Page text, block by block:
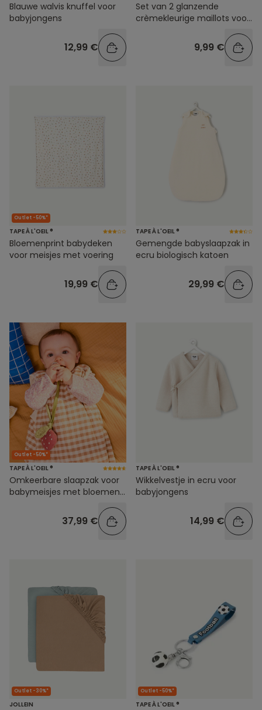
Blauwe walvis knuffel voor
babyjongens
12,99 €
Set van 2 glanzende
crèmekleurige maillots voor
9,99 €
Outlet -50%*
TAPE À L'OEIL ®
Bloemenprint babydeken
voor meisjes met voering
19,99 €
TAPE À L'OEIL ®
Gemengde babyslaapzak in
ecru biologisch katoen
29,99 €
Outlet -50%*
TAPE À L'OEIL ®
Omkeerbare slaapzak voor
babymeisjes met bloemen-
37,99 €
TAPE À L'OEIL ®
Wikkelvestje in ecru voor
babyjongens
14,99 €
Outlet -30%*
JOLLEIN
Outlet -50%*
TAPE À L'OEIL ®